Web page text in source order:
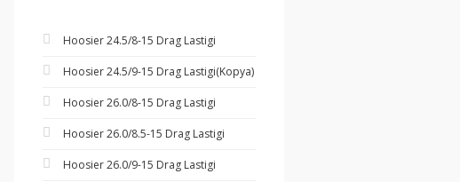
Hoosier 24.5/8-15 Drag Lastigi
Hoosier 24.5/9-15 Drag Lastigi(Kopya)
Hoosier 26.0/8-15 Drag Lastigi
Hoosier 26.0/8.5-15 Drag Lastigi
Hoosier 26.0/9-15 Drag Lastigi